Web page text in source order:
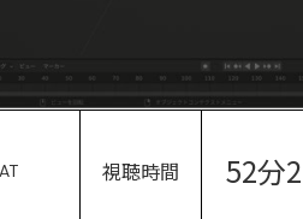
視聴時間 52分